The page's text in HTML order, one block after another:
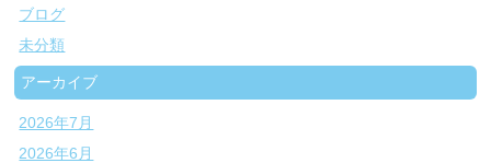
ブログ
未分類
アーカイブ
2026年7月
2026年6月